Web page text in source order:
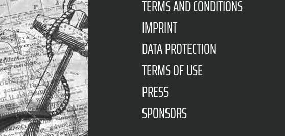
TERMS AND CONDITIONS
IMPRINT
DATA PROTECTION
TERMS OF USE
PRESS
SPONSORS